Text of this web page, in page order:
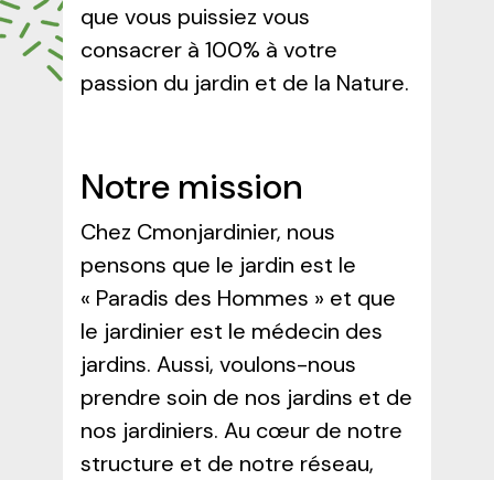
que vous puissiez vous
consacrer à 100% à votre
passion du jardin et de la Nature.
Notre mission
Chez Cmonjardinier, nous
pensons que le jardin est le
« Paradis des Hommes » et que
le jardinier est le médecin des
jardins. Aussi, voulons-nous
prendre soin de nos jardins et de
nos jardiniers. Au cœur de notre
structure et de notre réseau,